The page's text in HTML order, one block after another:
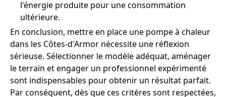
l'énergie produite pour une consommation
ultérieure.
En conclusion, mettre en place une pompe à chaleur
dans les Côtes-d'Armor nécessite une réflexion
sérieuse. Sélectionner le modèle adéquat, aménager
le terrain et engager un professionnel expérimenté
sont indispensables pour obtenir un résultat parfait.
Par conséquent, dès que ces critères sont respectées,